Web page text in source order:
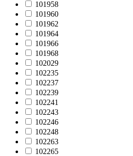
101958
101960
101962
101964
101966
101968
102029
102235
102237
102239
102241
102243
102246
102248
102263
102265